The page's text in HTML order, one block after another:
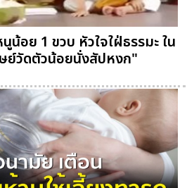
อย 1 ขวบ หัวใจใฝ่ธรรมะ ใน
ย์วัดตัวน้อยนั่งสัปหงก"